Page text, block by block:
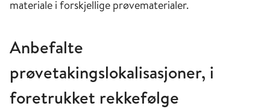
materiale i forskjellige prøvematerialer.
Anbefalte
prøvetakingslokalisasjoner, i
foretrukket rekkefølge